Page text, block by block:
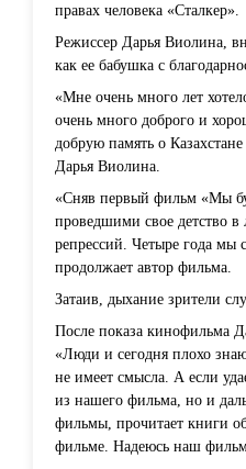
правах человека «Сталкер».
Режиссер Дарья Виолина,
как ее бабушка с
«Мне очень много лет
очень много доброго и
добрую память о
Дарья Виолина.
«Сняв первый фильм «Мы
проведшими свое детство
репрессий. Четыре года мы
продолжает автор фильма.
Затаив, дыхание зрители
После показа кинофильма
«Люди и сегодня плохо
не имеет смысла. А если
из нашего фильма, но и
фильмы, прочитает книги
фильме. Надеюсь наш фильм